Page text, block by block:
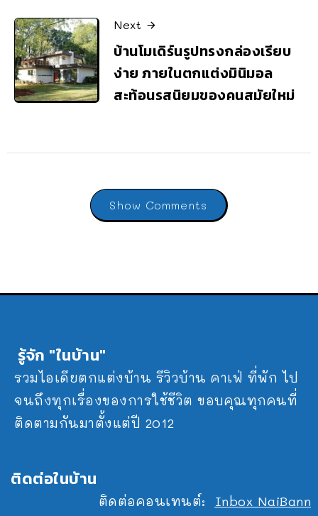
Next
บ้านโมเดิร์นรูปทรงกล่องเรียบ
ง่าย ภายในตกแต่งมินิมอล
สะท้อนรสนิยมของคนสมัยใหม่
Show Comments
รู้จัก "ในบ้าน"
รวมไอเดียตกแต่งบ้าน รีวิวบ้าน คาเฟ่ ที่พัก ไป
จนถึงทุกเรื่องของการใช้ชีวิต ขอบคุณทุกคนที่
ติดตามกันมาตั้งแต่ปี 2012
ติดต่อในบ้าน
ติดต่อคอนเทนต์: Inbox NaiBann